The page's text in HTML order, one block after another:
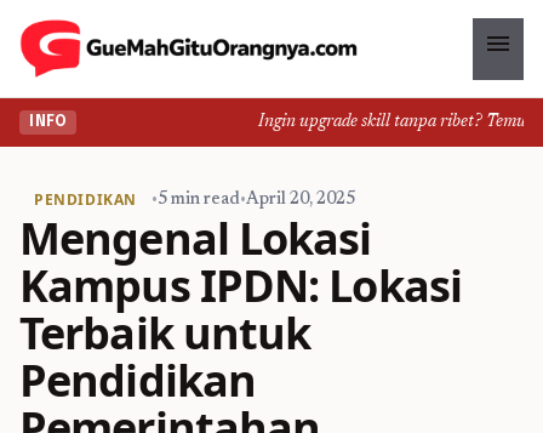
menu
INFO Ingin upgrade skill tanpa ribet?
PENDIDIKAN •5 min read•April 20, 2025
Mengenal Lokasi
Kampus IPDN: Lokasi
Terbaik untuk
Pendidikan